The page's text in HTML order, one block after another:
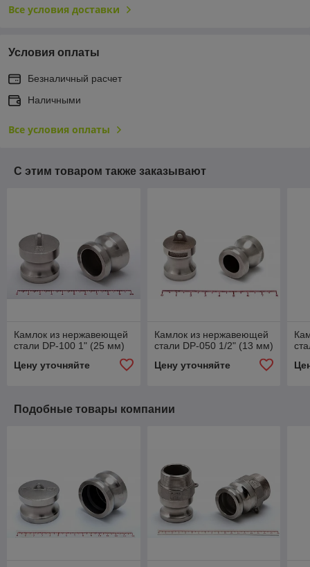
Все условия доставки
Условия оплаты
Безналичный расчет
Наличными
Все условия оплаты
С этим товаром также заказывают
Камлок из нержавеющей
стали DР-100 1" (25 мм)
Цену уточняйте
Камлок из нержавеющей
стали DР-050 1/2" (13 мм)
Цену уточняйте
Подобные товары компании